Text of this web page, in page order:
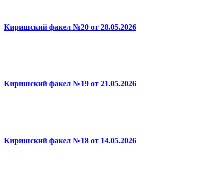
Киришский факел №20 от 28.05.2026
Киришский факел №19 от 21.05.2026
Киришский факел №18 от 14.05.2026